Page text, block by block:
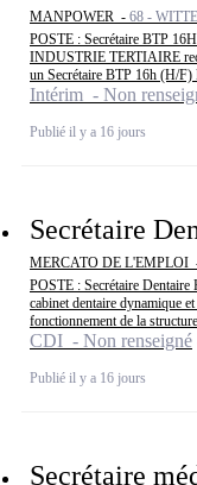
MANPOWER - 68 -
POSTE : Secrétaire BTP
INDUSTRIE TERTIAIRE
un Secrétaire BTP 16h (H/F)
Intérim - Non
Publié il y a 16 jours
Secrétaire
MERCATO DE L'EMPLOI
POSTE : Secrétaire
cabinet dentaire dynamique
fonctionnement de la structure
CDI - Non renseigné
Publié il y a 16 jours
Secrétaire